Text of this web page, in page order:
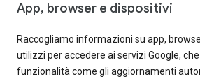
App, browser e dispositivi
Raccogliamo informazioni su app,
utilizzi per accedere ai servizi Google,
funzionalità come gli aggiornamenti